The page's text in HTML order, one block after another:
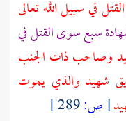
في سبيل الله تعالى
سبع سوى القتل في
وصاحب ذات الجنب
شهيد والذي يموت
[ص: